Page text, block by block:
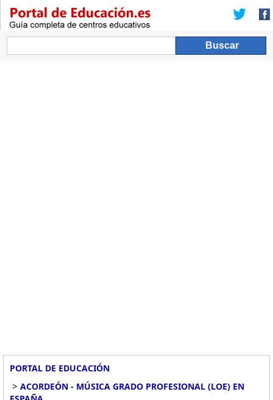
PORTAL DE EDUCACIÓN
> ACORDEÓN - MÚSICA GRADO PROFESIONAL (LOE) EN